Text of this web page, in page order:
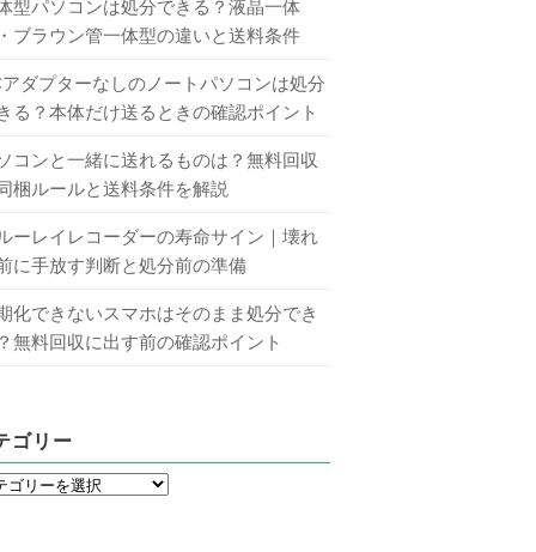
型パソコンは処分できる？液晶一体
ブラウン管一体型の違いと送料条件
ダプターなしのノートパソコンは処分
る？本体だけ送るときの確認ポイント
コンと一緒に送れるものは？無料回収
梱ルールと送料条件を解説
ーレイレコーダーの寿命サイン｜壊れ
に手放す判断と処分前の準備
化できないスマホはそのまま処分でき
無料回収に出す前の確認ポイント
ゴリー